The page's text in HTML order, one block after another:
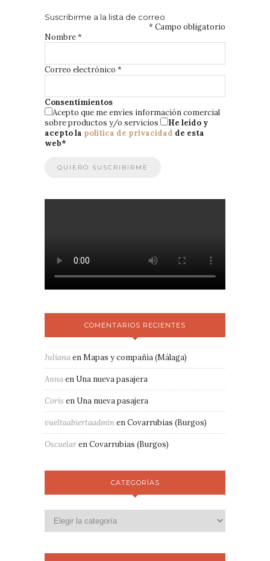
Suscribirme a la lista de correo
* Campo obligatorio
Nombre*
Correo electrónico *
Consentimientos
Acepto que me envíes información comercial
sobre productos y/o servicios
He leído y
acepto la política de privacidad de esta
web*
COMENTARIOS RECIENTES
JulianaenMapas y compañía (Málaga)
Annaen Una nueva pasajera
Coris en Una nueva pasajera
vueltaabiertaadminenCovarrubias (Burgos)
OscuelarenCovarrubias (Burgos)
CATEGORÍAS